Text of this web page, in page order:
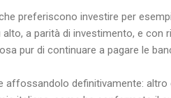
preferiscono investire per
a parità di investimento, e con
pur di continuare a pagare le
affossandolo definitivamente: altro